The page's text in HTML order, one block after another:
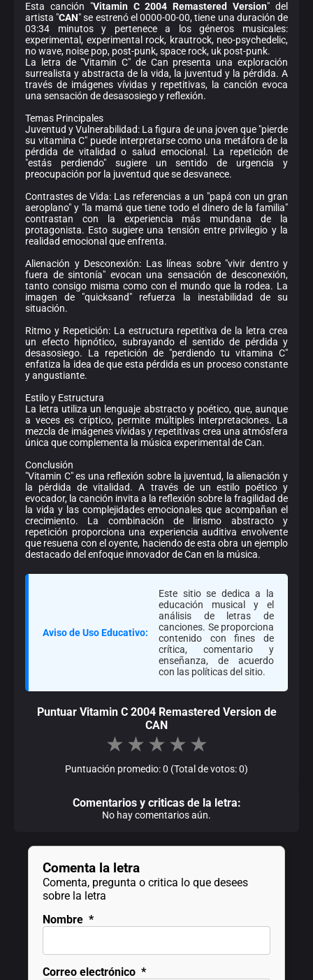
Esta canción "Vitamin C 2004 Remastered Version" del
artista "CAN" se estrenó el 0000-00-00, tiene una duración de
03:34 minutos y pertenece a los géneros musicales:
experimental, experimental rock, krautrock, neo-psychedelic,
no wave, noise pop, post-punk, space rock, uk post-punk.
La letra de "Vitamin C" de Can presenta una exploración
surrealista y abstracta de la vida, la juventud y la pérdida. A
través de imágenes vívidas y repetitivas, la canción evoca
una sensación de desasosiego y reflexión.
Temas Principales
Juventud y Vulnerabilidad: La figura de una joven que "pierde
su vitamina C" puede interpretarse como una metáfora de la
pérdida de vitalidad o salud emocional. La repetición de
"estás perdiendo" sugiere un sentido de urgencia y
preocupación por la juventud que se desvanece.
Contrastes de Vida: Las referencias a un "papá con un gran
aeroplano" y "la mamá que tiene todo el dinero de la familia"
contrastan con la experiencia más mundana de la
protagonista. Esto sugiere una tensión entre privilegio y la
realidad emocional que enfrenta.
Alienación y Desconexión: Las líneas sobre "vivir dentro y
fuera de sintonía" evocan una sensación de desconexión,
tanto consigo misma como con el mundo que la rodea. La
imagen de "quicksand" refuerza la inestabilidad de su
situación.
Ritmo y Repetición: La estructura repetitiva de la letra crea
un efecto hipnótico, subrayando el sentido de pérdida y
desasosiego. La repetición de "perdiendo tu vitamina C"
enfatiza la idea de que esta pérdida es un proceso constante
y angustiante.
Estilo y Estructura
La letra utiliza un lenguaje abstracto y poético, que, aunque
a veces es críptico, permite múltiples interpretaciones. La
mezcla de imágenes vívidas y repetitivas crea una atmósfera
única que complementa la música experimental de Can.
Conclusión
"Vitamin C" es una reflexión sobre la juventud, la alienación y
la pérdida de vitalidad. A través de un estilo poético y
evocador, la canción invita a la reflexión sobre la fragilidad de
la vida y las complejidades emocionales que acompañan el
crecimiento. La combinación de lirismo abstracto y
repetición proporciona una experiencia auditiva envolvente
que resuena con el oyente, haciendo de esta obra un ejemplo
destacado del enfoque innovador de Can en la música.
Aviso de Uso Educativo:
Este sitio se dedica a la
educación musical y el
análisis de letras de
canciones. Se proporciona
contenido con fines de
crítica, comentario y
enseñanza, de acuerdo
con las políticas del sitio.
Puntuar Vitamin C 2004 Remastered Version de
CAN
★ ★ ★ ★ ★
Puntuación promedio: 0 (Total de votos: 0)
Comentarios y criticas de la letra:
No hay comentarios aún.
Comenta la letra
Comenta, pregunta o critica lo que desees
sobre la letra
Nombre *
Correo electrónico *